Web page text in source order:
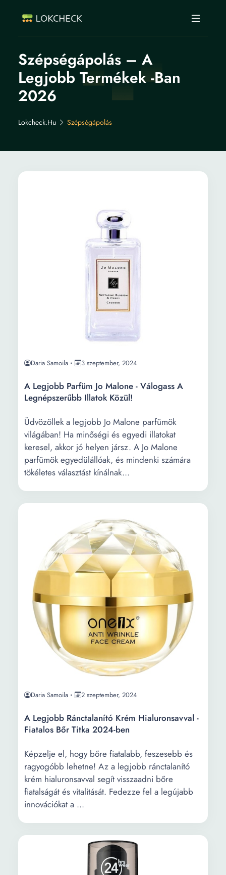
Szépségápolás – A
Legjobb Termékek -ban
2026
Lokcheck.hu Szépségápolás
Daria Samoila 3 szeptember, 2024
A Legjobb Parfüm Jo Malone - Válogass A
Legnépszerűbb Illatok Közül!
Üdvözöllek a legjobb Jo Malone parfümök
világában! Ha minőségi és egyedi illatokat
keresel, akkor jó helyen jársz. A Jo Malone
parfümök egyedülállóak, és mindenki számára
tökéletes választást kínálnak...
Daria Samoila 2 szeptember, 2024
A Legjobb Ránctalanító Krém Hialuronsavval -
Fiatalos Bőr Titka 2024-ben
Képzelje el, hogy bőre fiatalabb, feszesebb és
ragyogóbb lehetne! Az a legjobb ránctalanító
krém hialuronsavval segít visszaadni bőre
fiatalságát és vitalitását. Fedezze fel a legújabb
innovációkat a ...